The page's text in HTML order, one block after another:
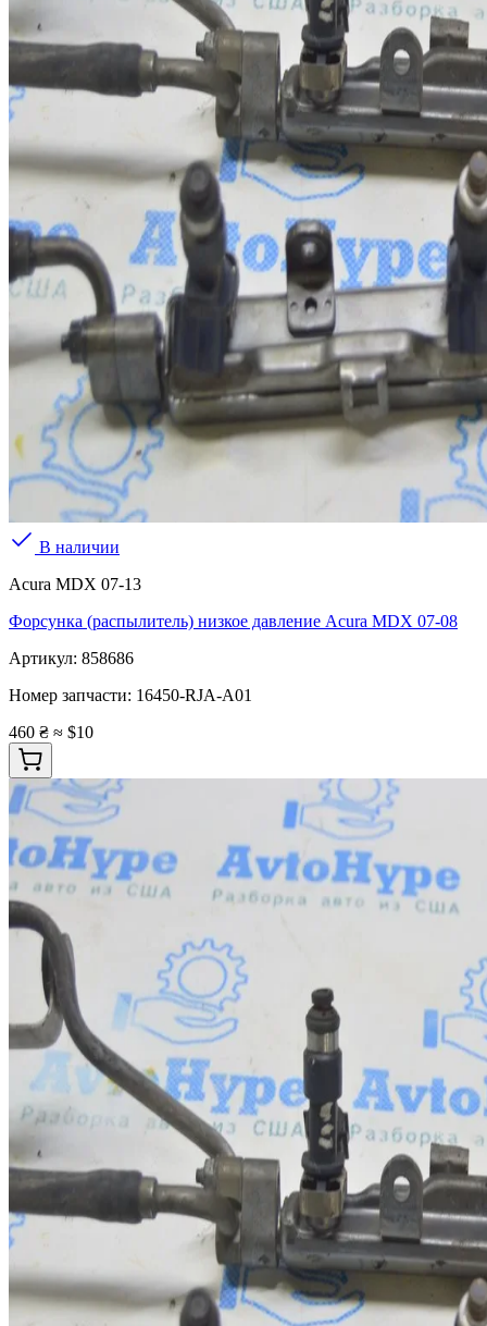
В наличии
Acura MDX 07-13
Форсунка (распылитель) низкое давление Acura MDX 07-08
Артикул: 858686
Номер запчасти: 16450-RJA-A01
460 ₴ ≈ $10